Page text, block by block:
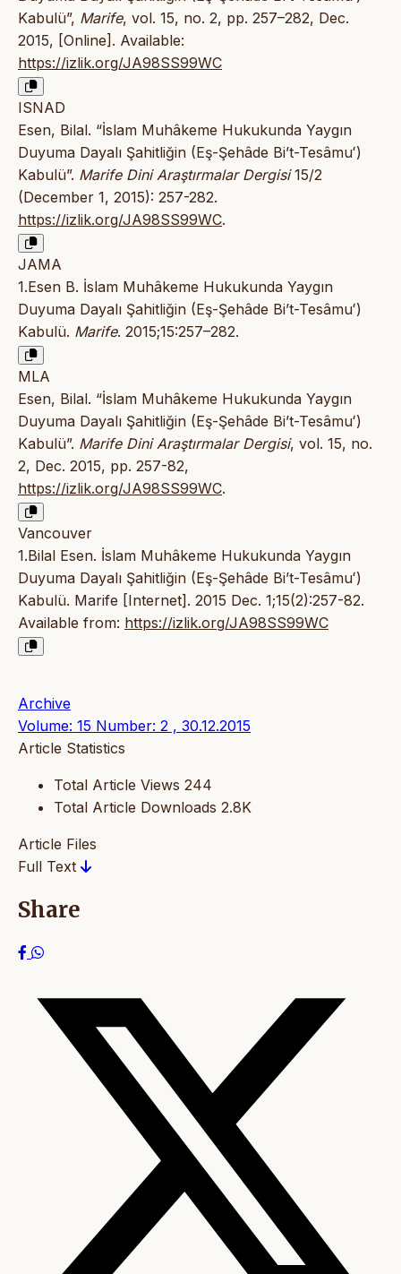
Kabulü”, Marife, vol. 15, no. 2, pp. 257–282, Dec.
2015, [Online]. Available:
https://izlik.org/JA98SS99WC
ISNAD
Esen, Bilal. “İslam Muhâkeme Hukukunda Yaygın
Duyuma Dayalı Şahitliğin (Eş-Şehâde Bi’t-Tesâmuʻ)
Kabulü”. Marife Dini Araştırmalar Dergisi15/2
(December 1, 2015): 257-282.
https://izlik.org/JA98SS99WC.
JAMA
1.Esen B. İslam Muhâkeme Hukukunda Yaygın
Duyuma Dayalı Şahitliğin (Eş-Şehâde Bi’t-Tesâmuʻ)
Kabulü. Marife. 2015;15:257–282.
MLA
Esen, Bilal. “İslam Muhâkeme Hukukunda Yaygın
Duyuma Dayalı Şahitliğin (Eş-Şehâde Bi’t-Tesâmuʻ)
Kabulü”. Marife Dini Araştırmalar Dergisi, vol. 15, no.
2, Dec. 2015, pp. 257-82,
https://izlik.org/JA98SS99WC.
Vancouver
1.Bilal Esen. İslam Muhâkeme Hukukunda Yaygın
Duyuma Dayalı Şahitliğin (Eş-Şehâde Bi’t-Tesâmuʻ)
Kabulü. Marife [Internet]. 2015 Dec. 1;15(2):257-82.
Available from: https://izlik.org/JA98SS99WC
Archive
Volume: 15 Number: 2 , 30.12.2015
Article Statistics
Total Article Views 244
Total Article Downloads 2.8K
Article Files
Full Text
Share